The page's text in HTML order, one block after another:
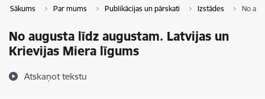
Sākums Par mums Publikācijas un pārskati Izstādes No
No augusta līdz augustam. Latvijas un
Krievijas Miera līgums
Atskaņot tekstu